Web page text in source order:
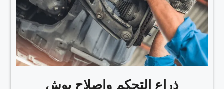
ذراع التحكم وإصلاح بوش